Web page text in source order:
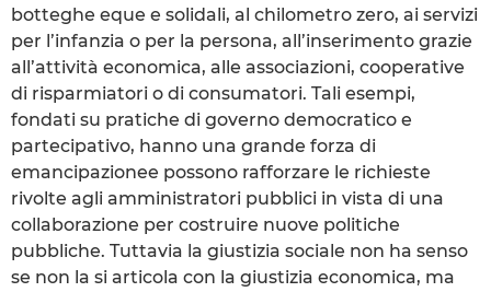
botteghe eque e solidali, al chilometro zero, ai servizi
per l’infanzia o per la persona, all’inserimento grazie
all’attività economica, alle associazioni, cooperative
di risparmiatori o di consumatori. Tali esempi,
fondati su pratiche di governo democratico e
partecipativo, hanno una grande forza di
emancipazionee possono rafforzare le richieste
rivolte agli amministratori pubblici in vista di una
collaborazione per costruire nuove politiche
pubbliche. Tuttavia la giustizia sociale non ha senso
se non la si articola con la giustizia economica, ma